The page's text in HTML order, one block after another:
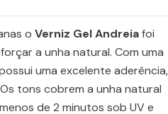
o Verniz Gel Andreiafoi
a unha natural. Com uma
uma excelente aderência,
tons cobrem a unha natural
de 2 minutos sob UV e